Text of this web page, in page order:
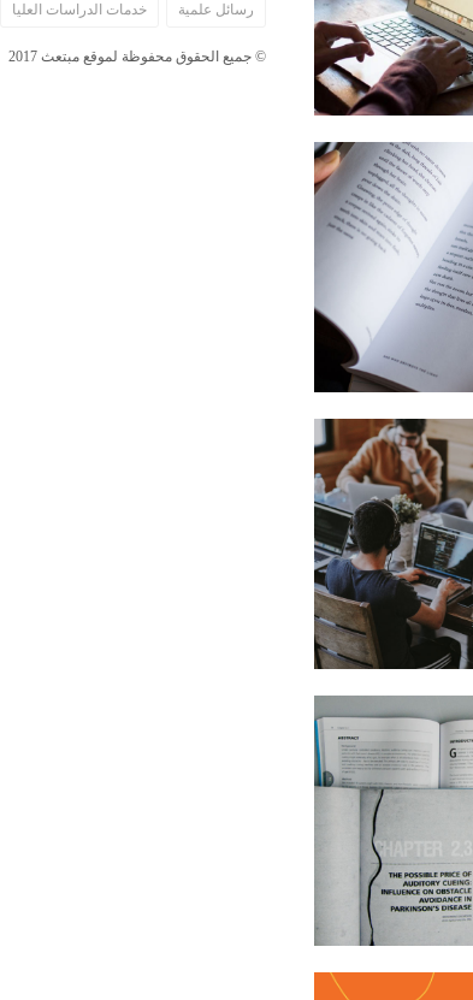
رسائل علمية خدمات الدراسات العليا
© جميع الحقوق محفوظة لموقع مبتعث 2017